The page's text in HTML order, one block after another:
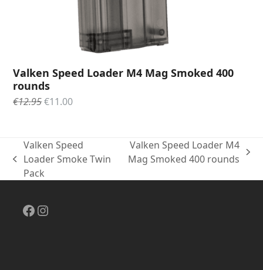
Valken Speed Loader M4 Mag Smoked 400
rounds
€12.95Oorspronkelijke
€12.95.
€11.00Huidige
€11.00.
previous
post:
Valken Speed
Loader Smoke Twin
Pack
next
Valken Speed Loader M4
Mag Smoked 400 rounds
Facebook
Instagram